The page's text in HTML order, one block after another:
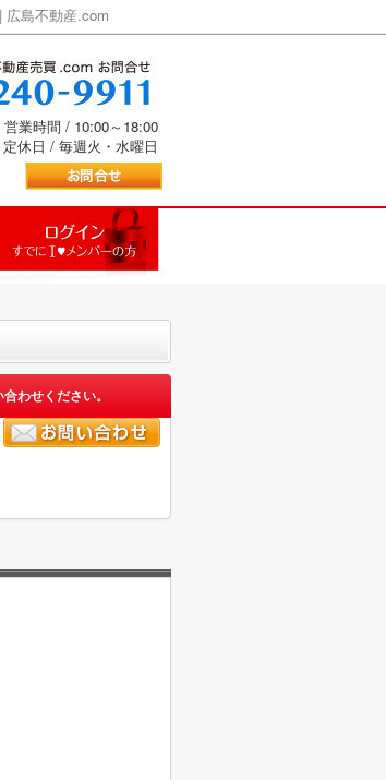
広島不動産.com
営業時間 / 10:00～18:00
定休日 / 毎週火・水曜日
わせください。